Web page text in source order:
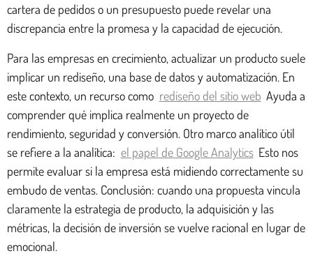
cartera de pedidos o un presupuesto puede revelar una
discrepancia entre la promesa y la capacidad de ejecución.
Para las empresas en crecimiento, actualizar un producto suele
implicar un rediseño, una base de datos y automatización. En
este contexto, un recurso como rediseño del sitio web Ayuda a
comprender qué implica realmente un proyecto de
rendimiento, seguridad y conversión. Otro marco analítico útil
se refiere a la analítica: el papel de Google Analytics Esto nos
permite evaluar si la empresa está midiendo correctamente su
embudo de ventas. Conclusión: cuando una propuesta vincula
claramente la estrategia de producto, la adquisición y las
métricas, la decisión de inversión se vuelve racional en lugar de
emocional.